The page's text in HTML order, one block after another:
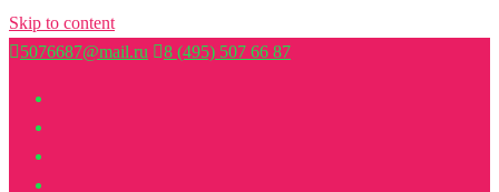
Skip to content
5076687@mail.ru
8 (495) 507 66 87